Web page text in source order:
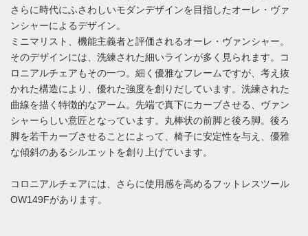
さらに時代にふさわしいモダンデザインを目指したオーレ・ヴァ
ンシャーによるデザイン。
ミニマリスト、機能主義者と評価されるオーレ・ヴァンシャー。
そのデザインには、洗練された細いラインが多く見られます。コ
ロニアルチェアもその一つ。細く優雅なフレームですが、考え抜
かれた構造により、優れた強度を創りだしています。洗練された
曲線を描く特徴的なアーム。先端で真下にカーブさせる、ヴァン
シャーらしい意匠となっています。丸棒状の前脚と後ろ脚。後ろ
脚を若干カーブさせることによって、椅子に安定性を与え、優雅
な傾斜のあるシルエットを創り上げています。
コロニアルチェアには、さらに使用感を高めるフットレスツール
OW149Fがあります。